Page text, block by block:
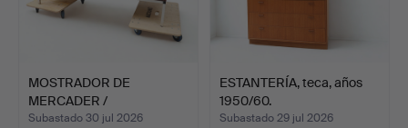
MOSTRADOR DE
MERCADER /
MOSTRADOR DE TIEND…
Subastado 30 jul 2026
ESTANTERÍA, teca, años
1950/60.
Subastado 29 jul 2026